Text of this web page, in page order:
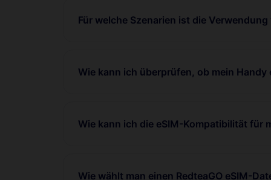
Für welche Szenarien ist die
Wie kann ich überprüfen, ob mein
Wie kann ich die eSIM-Kompatibilität für
Wie wählt man einen RedteaGO eSIM-